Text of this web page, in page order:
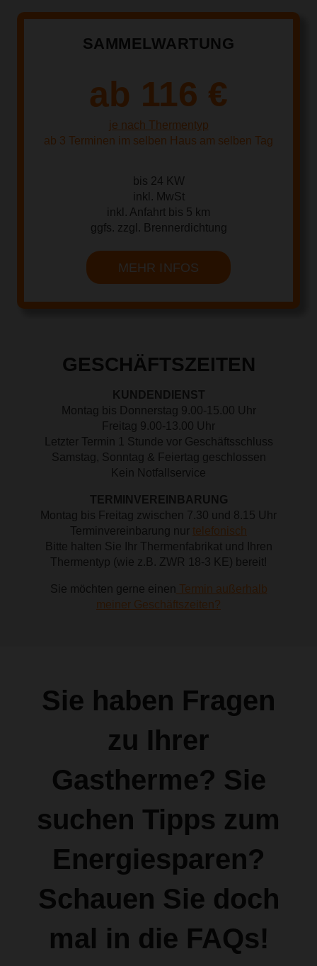
SAMMELWARTUNG
ab 116 €
je nach Thermentyp
ab 3 Terminen im selben Haus am selben Tag
bis 24 KW
inkl. MwSt
inkl. Anfahrt bis 5 km
ggfs. zzgl. Brennerdichtung
MEHR INFOS
GESCHÄFTSZEITEN
KUNDENDIENST
Montag bis Donnerstag 9.00-15.00 Uhr
Freitag 9.00-13.00 Uhr
Letzter Termin 1 Stunde vor Geschäftsschluss
Samstag, Sonntag & Feiertag geschlossen
Kein Notfallservice
TERMINVEREINBARUNG
Montag bis Freitag zwischen 7.30 und 8.15 Uhr
Terminvereinbarung nur telefonisch
Bitte halten Sie Ihr Thermenfabrikat und Ihren
Thermentyp (wie z.B. ZWR 18-3 KE) bereit!
Sie möchten gerne einen Termin außerhalb
meiner Geschäftszeiten?
Sie haben Fragen
zu Ihrer
Gastherme? Sie
suchen Tipps zum
Energiesparen?
Schauen Sie doch
mal in die FAQs!